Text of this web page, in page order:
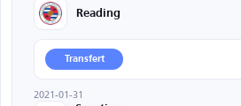
Reading
Transfert
2021-01-31